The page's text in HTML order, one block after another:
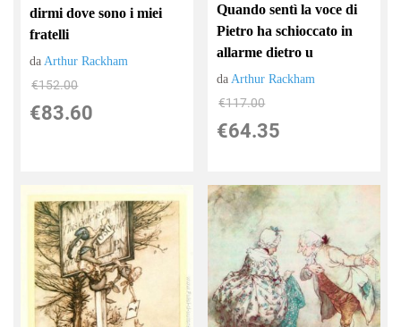
dirmi dove sono i miei
fratelli
da Arthur Rackham
€152.00
€83.60
Quando sentì la voce di
Pietro ha schioccato in
allarme dietro u
daArthur Rackham
€117.00
€64.35